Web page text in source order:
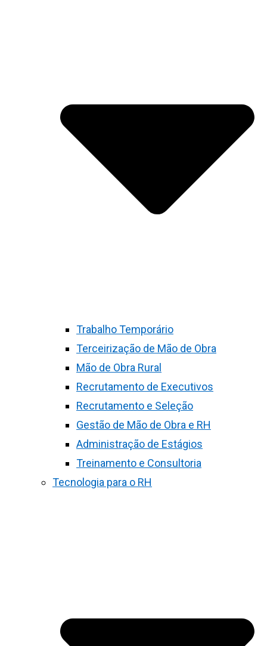
Trabalho Temporário
Terceirização de Mão de Obra
Mão de Obra Rural
Recrutamento de Executivos
Recrutamento e Seleção
Gestão de Mão de Obra e RH
Administração de Estágios
Treinamento e Consultoria
Tecnologia para o RH